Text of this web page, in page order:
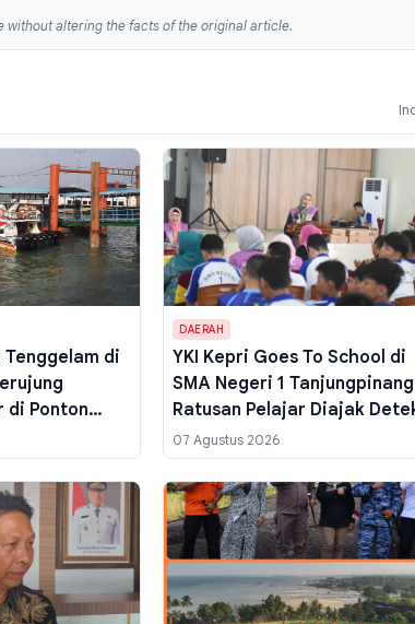
without altering the facts of the original article.
Tenggelam di
di Ponton
Pasang
DAERAH
YKI Kepri Goes To School di
SMA Negeri 1
Ratusan Pelajar Diajak
Dini Kanker dan Cek Gula
Gratis
07 Agustus 2026